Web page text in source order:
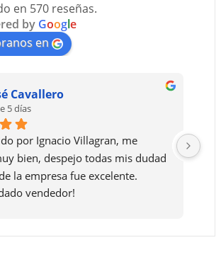
en 570 reseñas.
by Google
en
Cavallero
5 días
por Ignacio Villagran, me
bien, despejo todas mis dudad
la empresa fue excelente.
vendedor!